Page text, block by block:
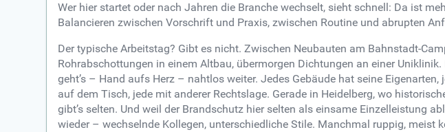
Wer hier startet oder nach Jahren die Branche wechselt, sieht schnell: Da ist
Balancieren zwischen Vorschrift und Praxis, zwischen Routine und abrupten
Der typische Arbeitstag? Gibt es nicht. Zwischen Neubauten am Bahnstadt-
Rohrabschottungen in einem Altbau, übermorgen Dichtungen an einer
geht’s – Hand aufs Herz – nahtlos weiter. Jedes Gebäude hat seine
auf dem Tisch, jede mit anderer Rechtslage. Gerade in Heidelberg, wo
gibt’s selten. Und weil der Brandschutz hier selten als einsame Einzelleistung
wieder – wechselnde Kollegen, unterschiedliche Stile. Manchmal ruppig, meist